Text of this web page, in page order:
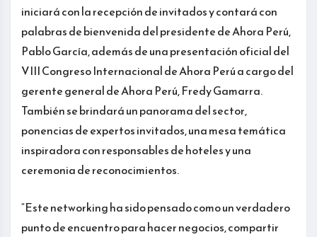
iniciará con la recepción de invitados y contará con
palabras de bienvenida del presidente de Ahora Perú,
Pablo García, además de una presentación oficial del
VIII Congreso Internacional de Ahora Perú a cargo del
gerente general de Ahora Perú, Fredy Gamarra.
También se brindará un panorama del sector,
ponencias de expertos invitados, una mesa temática
inspiradora con responsables de hoteles y una
ceremonia de reconocimientos.
“Este networking ha sido pensado como un verdadero
punto de encuentro para hacer negocios, compartir